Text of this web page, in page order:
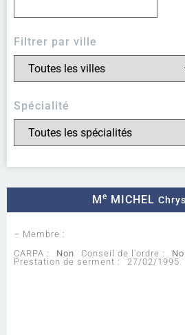
Filtrer par ville
Spécialité
Me MICHEL
– Membre :
CARPA :
Non Conseil de l'ordre :
Prestation de serment :
27/02/1995